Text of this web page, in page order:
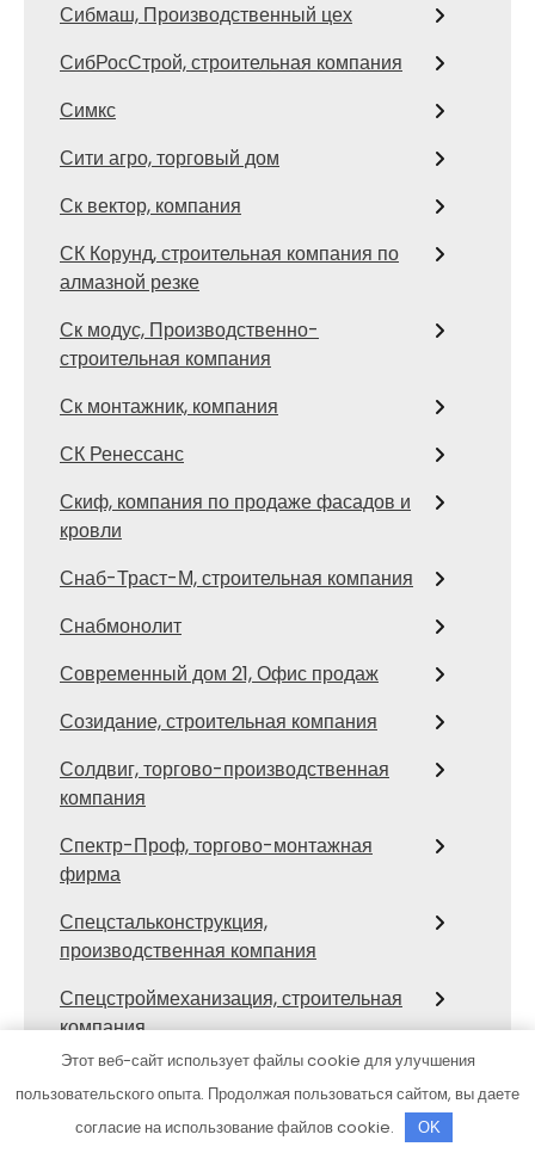
Сибмаш, Производственный цех
СибРосСтрой, строительная компания
Симкс
Сити агро, торговый дом
Ск вектор, компания
СК Корунд, строительная компания по
алмазной резке
Ск модус, Производственно-
строительная компания
Ск монтажник, компания
СК Ренессанс
Скиф, компания по продаже фасадов и
кровли
Снаб-Траст-М, строительная компания
Снабмонолит
Современный дом 21, Офис продаж
Созидание, строительная компания
Солдвиг, торгово-производственная
компания
Спектр-Проф, торгово-монтажная
фирма
Спецстальконструкция,
производственная компания
Спецстроймеханизация, строительная
компания
Стальгрупп, строительная компания
Стальмет, производственная
Этот веб-сайт использует файлы cookie для улучшения
пользовательского опыта. Продолжая пользоваться сайтом, вы даете
согласие на использование файлов cookie.
OK